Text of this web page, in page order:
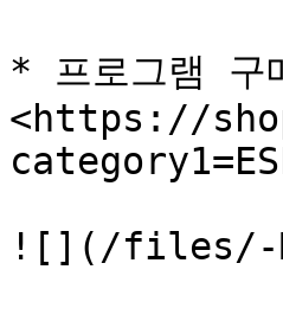
* 프로그램 구
<https://